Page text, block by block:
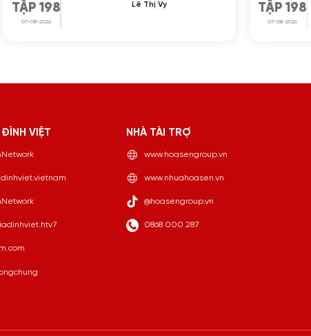
TẬP 198
07-08-2026
Lê Thị Vy TẬP 198
07-08-2026
VIỆT NHÀ TÀI TRỢ
www.hoasengroup.vn
www.nhuahoasen.vn
@hoasengroup.vn
0868 000 287